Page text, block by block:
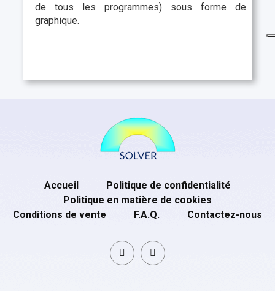
de tous les programmes) sous forme de
graphique.
Accueil
Politique de confidentialité
Politique en matière de cookies
Conditions de vente
F.A.Q. Contactez-nous